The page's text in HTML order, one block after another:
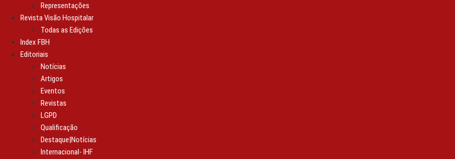
Representações
Revista Visão Hospitalar
Todas as Edições
Index FBH
Editoriais
Notícias
Artigos
Eventos
Revistas
LGPD
Qualificação
Destaque|Notícias
Internacional- IHF